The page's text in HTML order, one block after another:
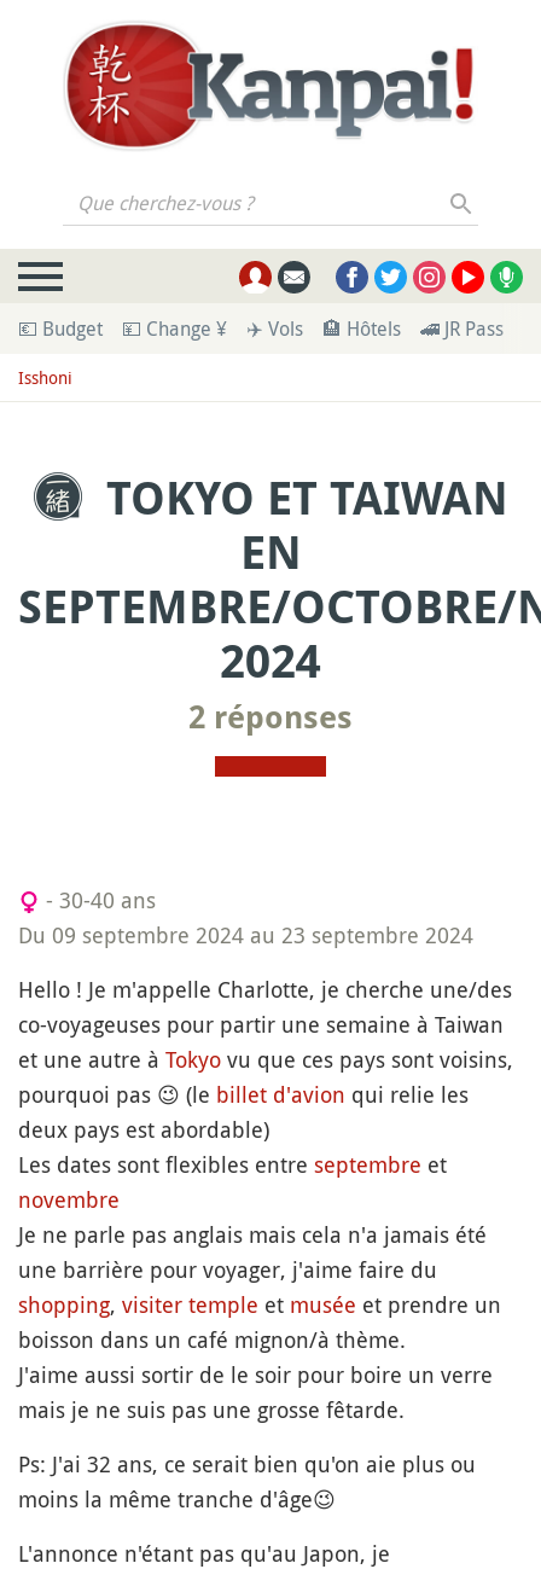
Que cherchez-vous ?
💶 Budget 💴 Change ¥ ✈️ Vols 🏨 Hôtels 🚄 JR Pass
Isshoni
TOKYO ET TAIWAN
EN
SEPTEMBRE/OCTOBRE/
2024
2 réponses
- 30-40 ans
Du 09 septembre 2024 au 23 septembre 2024
Hello ! Je m'appelle Charlotte, je cherche une/des
co-voyageuses pour partir une semaine à Taiwan
et une autre à Tokyo vu que ces pays sont voisins,
pourquoi pas 😉 (le billet d'avion qui relie les
deux pays est abordable)
Les dates sont flexibles entre septembre et
novembre
Je ne parle pas anglais mais cela n'a jamais été
une barrière pour voyager, j'aime faire du
shopping, visiter temple et musée et prendre un
boisson dans un café mignon/à thème.
J'aime aussi sortir de le soir pour boire un verre
mais je ne suis pas une grosse fêtarde.
Ps: J'ai 32 ans, ce serait bien qu'on aie plus ou
moins la même tranche d'âge😉
L'annonce n'étant pas qu'au Japon, je